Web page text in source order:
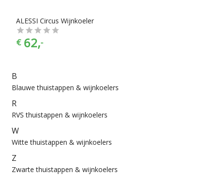
ALESSI Circus Wijnkoeler
€ 62,-
B
Blauwe thuistappen & wijnkoelers
R
RVS thuistappen & wijnkoelers
W
Witte thuistappen & wijnkoelers
Z
Zwarte thuistappen & wijnkoelers